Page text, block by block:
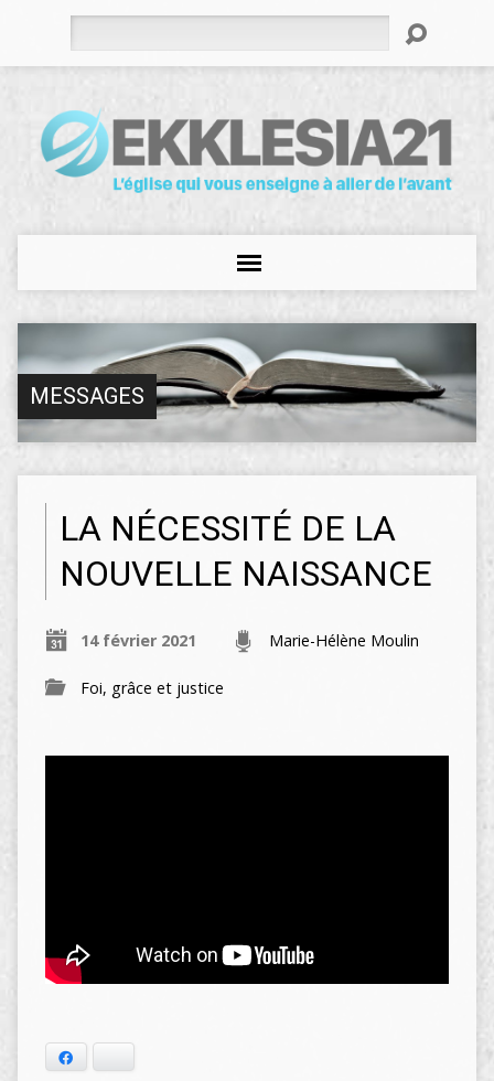
MESSAGES
LA NÉCESSITÉ DE LA
NOUVELLE NAISSANCE
14 février 2021 Marie-Hélène Moulin
Foi, grâce et justice